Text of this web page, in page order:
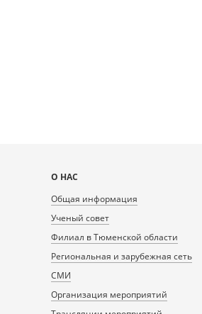
Карта
сайта
О НАС
Общая информация
Ученый совет
Филиал в Тюменской области
Региональная и зарубежная сеть
СМИ
Организация мероприятий